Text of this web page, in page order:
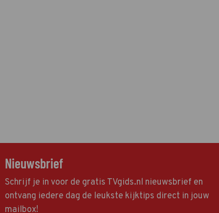
Nieuwsbrief
Schrijf je in voor de gratis TVgids.nl nieuwsbrief en
ontvang iedere dag de leukste kijktips direct in jouw
mailbox!